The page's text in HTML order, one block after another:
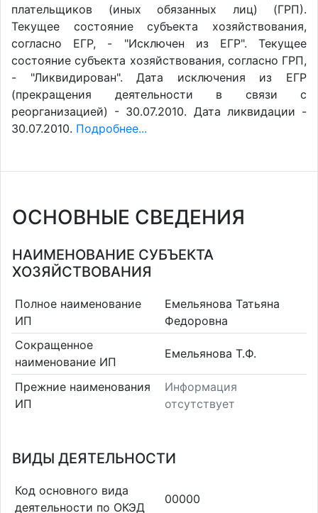
плательщиков (иных обязанных лиц) (ГРП).
Текущее состояние субъекта хозяйствования,
согласно ЕГР, - "Исключен из ЕГР". Текущее
состояние субъекта хозяйствования, согласно ГРП,
- "Ликвидирован". Дата исключения из ЕГР
(прекращения деятельности в связи с
реорганизацией) - 30.07.2010. Дата ликвидации -
30.07.2010. Подробнее...
ОСНОВНЫЕ СВЕДЕНИЯ
НАИМЕНОВАНИЕ СУБЪЕКТА
ХОЗЯЙСТВОВАНИЯ
Полное наименование
ИП
Емельянова Татьяна
Федоровна
Сокращенное
наименование ИП
Емельянова Т.Ф.
Прежние наименования
ИП
Информация
отсутствует
ВИДЫ ДЕЯТЕЛЬНОСТИ
Код основного вида
деятельности по ОКЭД
00000